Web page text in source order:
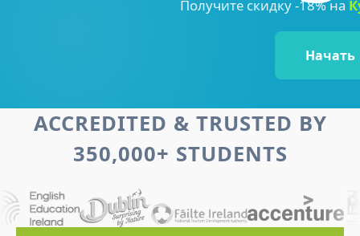
Получите скидку -18% на
Начать
ACCREDITED & TRUSTED BY
350,000+ STUDENTS